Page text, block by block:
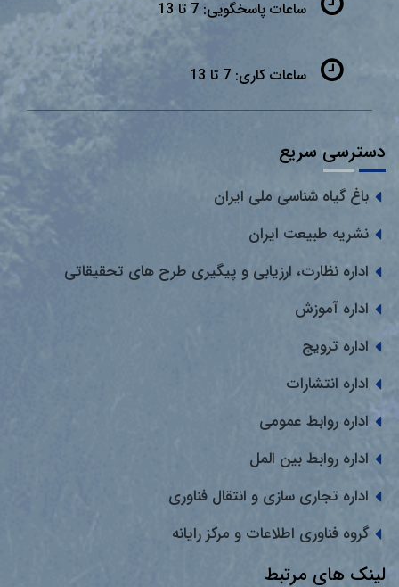
ساعات پاسخگویی: 7 تا 13
ساعات کاری: 7 تا 13
دسترسی سریع
باغ گیاه شناسی ملی ایران
نشریه طبیعت ایران
اداره نظارت، ارزیابی و پیگیری طرح های تحقیقاتی
اداره آموزش
اداره ترویج
اداره انتشارات
اداره روابط عمومی
اداره روابط بین المل
اداره تجاری سازی و انتقال فناوری
گروه فناوری اطلاعات و مرکز رایانه
لینک های مرتبط